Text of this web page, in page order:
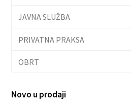
JAVNA SLUŽBA
PRIVATNA PRAKSA
OBRT
Novo u prodaji